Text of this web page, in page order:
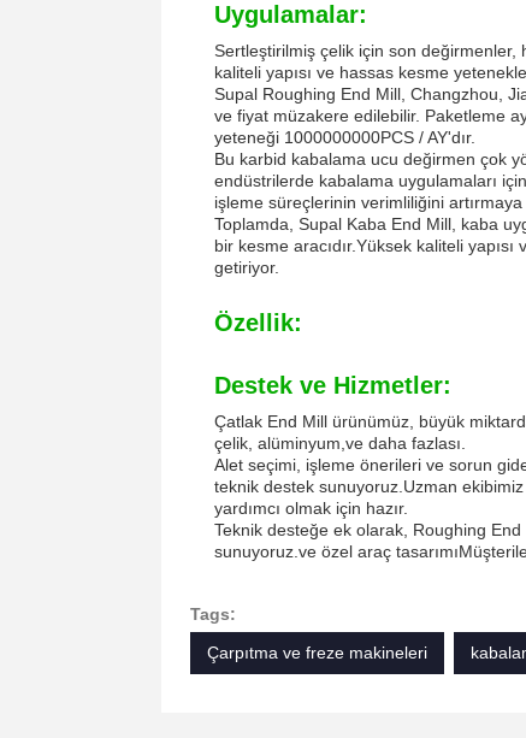
Uygulamalar:
Sertleştirilmiş çelik için son
kaliteli yapısı ve hassas kesme
Supal Roughing End Mill, Changzhou,
ve fiyat müzakere edilebilir. Paketleme
yeteneği 1000000000PCS / AY'dır.
Bu karbid kabalama ucu değirmen çok
endüstrilerde kabalama uygulamaları
işleme süreçlerinin verimliliğini artırmaya
Toplamda, Supal Kaba End Mill, kaba
bir kesme aracıdır.Yüksek kaliteli
getiriyor.
Özellik:
Destek ve Hizmetler:
Çatlak End Mill ürünümüz, büyük
çelik, alüminyum,ve daha fazlası.
Alet seçimi, işleme önerileri ve sorun
teknik destek sunuyoruz.Uzman
yardımcı olmak için hazır.
Teknik desteğe ek olarak, Roughing
sunuyoruz.ve özel araç
Tags:
Çarpıtma ve freze makineleri